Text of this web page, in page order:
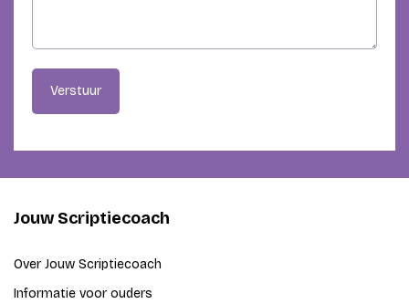
Verstuur
Jouw Scriptiecoach
Over Jouw Scriptiecoach
Informatie voor ouders